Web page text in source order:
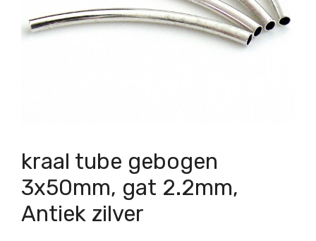
kraal tube gebogen
3x50mm, gat 2.2mm,
Antiek zilver